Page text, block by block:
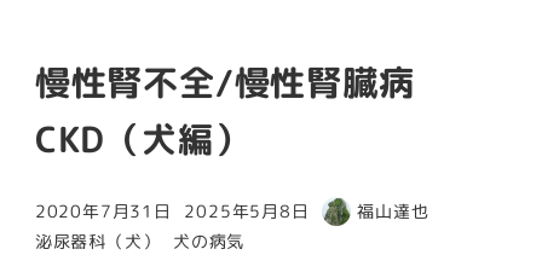
慢性腎不全/慢性腎臓病
CKD（犬編）
投稿日
2020年7月31日
更新日
2025年5月8日
著
福山達也
カテゴリー
泌尿器科（犬） カテゴリー
犬の病気